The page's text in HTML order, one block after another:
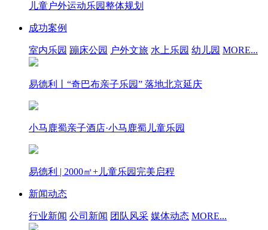
儿童户外运动乐园整体规划
成功案例
室内乐园 蹦床公园 户外文旅 水上乐园 幼儿园 MORE...
易德利丨“奇巴布亲子乐园” 落地北京延庆
小马鹿蜀亲子酒店·小马鹿蜀儿童乐园
易德利 | 2000㎡+儿童乐园完美启程
新闻动态
行业新闻 公司新闻 团队风采 媒体动态 MORE...